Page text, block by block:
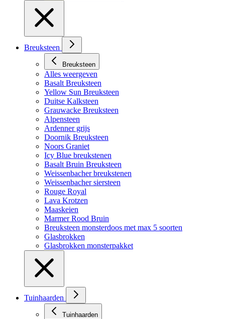
Breuksteen
Breuksteen
Alles weergeven
Basalt Breuksteen
Yellow Sun Breuksteen
Duitse Kalksteen
Grauwacke Breuksteen
Alpensteen
Ardenner grijs
Doornik Breuksteen
Noors Graniet
Icy Blue breukstenen
Basalt Bruin Breuksteen
Weissenbacher breukstenen
Weissenbacher siersteen
Rouge Royal
Lava Krotzen
Maaskeien
Marmer Rood Bruin
Breuksteen monsterdoos met max 5 soorten
Glasbrokken
Glasbrokken monsterpakket
Tuinhaarden
Tuinhaarden